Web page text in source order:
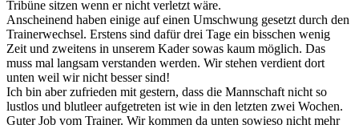
Tribüne sitzen wenn er nicht verletzt wäre.
Anscheinend haben einige auf einen Umschwung gesetzt durch den
Trainerwechsel. Erstens sind dafür drei Tage ein bisschen wenig
Zeit und zweitens in unserem Kader sowas kaum möglich. Das
muss mal langsam verstanden werden. Wir stehen verdient dort
unten weil wir nicht besser sind!
Ich bin aber zufrieden mit gestern, dass die Mannschaft nicht so
lustlos und blutleer aufgetreten ist wie in den letzten zwei Wochen.
Guter Job vom Trainer. Wir kommen da unten sowieso nicht mehr